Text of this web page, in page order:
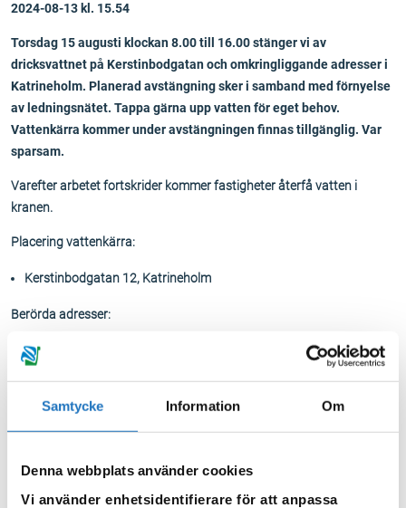
Samtycke Information Om
Denna webbplats använder cookies
Vi använder enhetsidentifierare för att anpassa
2024-08-13 kl. 15.54
Torsdag 15 augusti klockan 8.00 till 16.00 stänger vi av
dricksvattnet på Kerstinbodgatan och omkringliggande adresser i
Katrineholm. Planerad avstängning sker i samband med förnyelse
av ledningsnätet. Tappa gärna upp vatten för eget behov.
Vattenkärra kommer under avstängningen finnas tillgänglig. Var
sparsam.
Varefter arbetet fortskrider kommer fastigheter återfå vatten i
kranen.
Placering vattenkärra:
Kerstinbodgatan 12, Katrineholm
Berörda adresser:
Ängsliden 9-13, Katrineholm
Mogetorpsgatan 19, 20 och 22, Katrineholm
Tallbacken 13, 15, 18, 20, 22, 24, 26 och 28, Katrineholm
Torggatan 1, 3 och 5, Katrineholm